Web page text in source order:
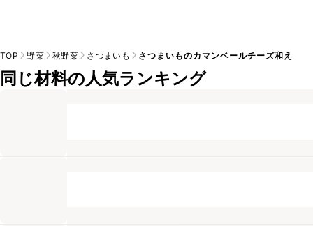
TOP 野菜 秋野菜 さつまいも さつまいものカマンベールチーズ和え
同じ材料の人気ランキング